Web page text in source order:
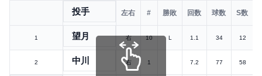
投手 左右 # 勝敗 回数 球数 S数
1 望月 右 10 L 1.1 34 12
2 中川 右 1 7.2 77 58